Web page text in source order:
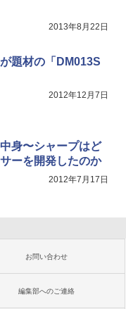
2013年8月22日
題材の「DM013S
2012年12月7日
身〜シャープはど
ーを開発したのか
2012年7月17日
お問い合わせ
編集部へのご連絡